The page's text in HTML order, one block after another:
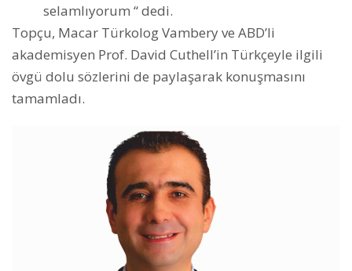
selamlıyorum “ dedi.
Topçu, Macar Türkolog Vambery ve ABD’li
akademisyen Prof. David Cuthell’in Türkçeyle ilgili
övgü dolu sözlerini de paylaşarak konuşmasını
tamamladı.